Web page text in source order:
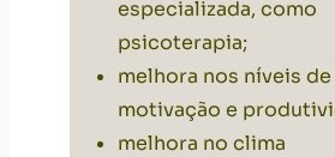
especializada, como
psicoterapia;
melhora nos níveis de
motivação e
melhora no clima